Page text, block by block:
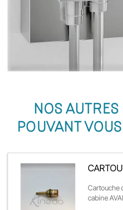
NOS
POUVANT
Cartouche
cabine